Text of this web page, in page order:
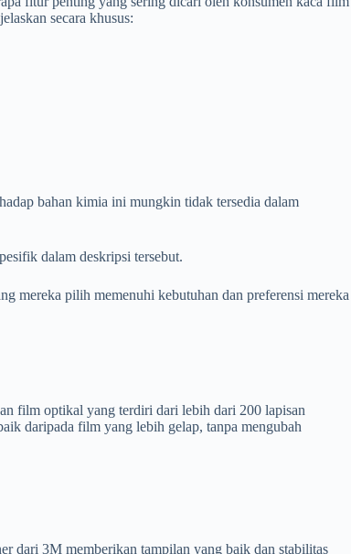
secara khusus:
bahan kimia ini mungkin tidak tersedia dalam
dalam deskripsi tersebut.
mereka pilih memenuhi kebutuhan dan preferensi mereka
film optikal yang terdiri dari lebih dari 200 lapisan
daripada film yang lebih gelap, tanpa mengubah
dari 3M memberikan tampilan yang baik dan stabilitas